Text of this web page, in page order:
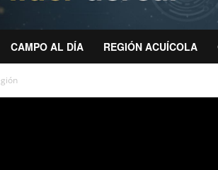
CAMPO AL DÍA REGIÓN ACUÍCOLA